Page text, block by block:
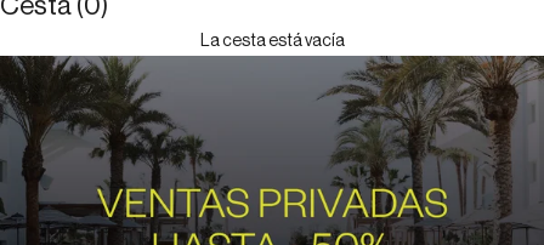
Cesta (0)
La cesta está vacía